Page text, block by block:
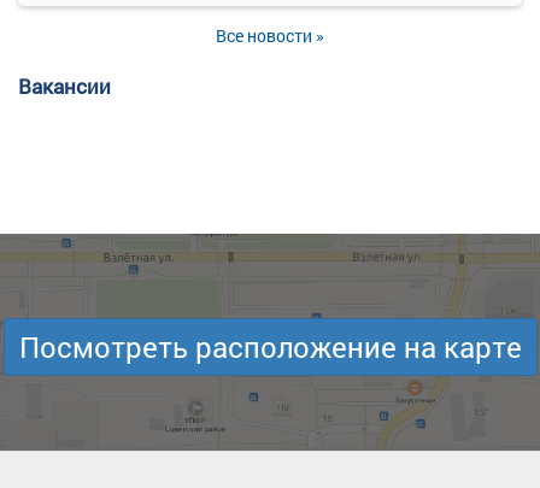
Все новости »
Вакансии
Посмотреть расположение на карте